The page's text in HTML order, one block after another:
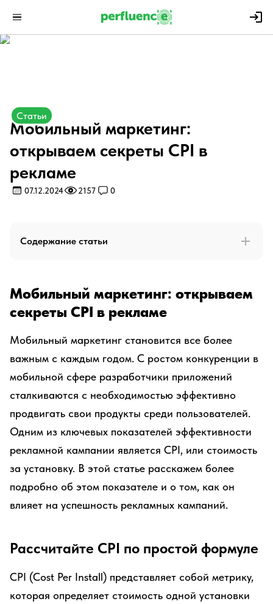
Статьи
Мобильный маркетинг:
открываем секреты CPI в
рекламе
07.12.2024 2157 0
Содержание статьи
Мобильный маркетинг: открываем
секреты CPI в рекламе
Мобильный маркетинг становится все более
важным с каждым годом. С ростом конкуренции в
мобильной сфере разработчики приложений
сталкиваются с необходимостью эффективно
продвигать свои продукты среди пользователей.
Одним из ключевых показателей эффективности
рекламной кампании является CPI, или стоимость
за установку. В этой статье расскажем более
подробно об этом показателе и о том, как он
влияет на успешность рекламных кампаний.
Рассчитайте CPI по простой формуле
CPI (Cost Per Install) представляет собой метрику,
которая определяет стоимость одной установки